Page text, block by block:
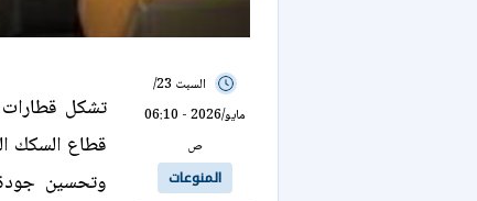
السبت 23/
مايو/2026 - 06:10
ص
المنوعات
تشكل قطارات
قطاع السكك
وتحسين